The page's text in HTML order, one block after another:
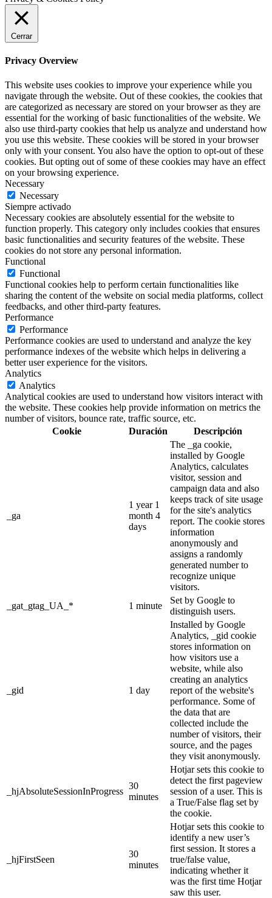
Cerrar
Privacy Overview
This website uses cookies to improve your experience while you
navigate through the website. Out of these cookies, the cookies that
are categorized as necessary are stored on your browser as they are
essential for the working of basic functionalities of the website. We
also use third-party cookies that help us analyze and understand how
you use this website. These cookies will be stored in your browser
only with your consent. You also have the option to opt-out of these
cookies. But opting out of some of these cookies may have an effect
on your browsing experience.
Necessary
Necessary
Siempre activado
Necessary cookies are absolutely essential for the website to
function properly. This category only includes cookies that ensures
basic functionalities and security features of the website. These
cookies do not store any personal information.
Functional
Functional
Functional cookies help to perform certain functionalities like
sharing the content of the website on social media platforms, collect
feedbacks, and other third-party features.
Performance
Performance
Performance cookies are used to understand and analyze the key
performance indexes of the website which helps in delivering a
better user experience for the visitors.
Analytics
Analytics
Analytical cookies are used to understand how visitors interact with
the website. These cookies help provide information on metrics the
number of visitors, bounce rate, traffic source, etc.
Cookie
Duración Descripción
_ga
1 year 1
month 4
days
The _ga cookie,
installed by Google
Analytics, calculates
visitor, session and
campaign data and also
keeps track of site usage
for the site's analytics
report. The cookie stores
information
anonymously and
assigns a randomly
generated number to
recognize unique
visitors.
_gat_gtag_UA_*
1 minute
Set by Google to
distinguish users.
_gid 1 day
Installed by Google
Analytics, _gid cookie
stores information on
how visitors use a
website, while also
creating an analytics
report of the website's
performance. Some of
the data that are
collected include the
number of visitors, their
source, and the pages
they visit anonymously.
_hjAbsoluteSessionInProgress
30
minutes
Hotjar sets this cookie to
detect the first pageview
session of a user. This is
a True/False flag set by
the cookie.
_hjFirstSeen
30
minutes
Hotjar sets this cookie to
identify a new user’s
first session. It stores a
true/false value,
indicating whether it
was the first time Hotjar
saw this user.